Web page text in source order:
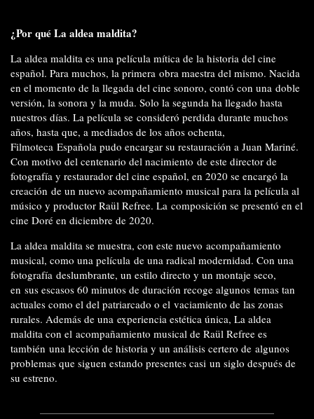
¿Por qué La aldea maldita?
La aldea maldita es una película mítica de la historia del cine
español. Para muchos, la primera obra maestra del mismo. Nacida
en el momento de la llegada del cine sonoro, contó con una doble
versión, la sonora y la muda. Solo la segunda ha llegado hasta
nuestros días. La película se consideró perdida durante muchos
años, hasta que, a mediados de los años ochenta,
Filmoteca Española pudo encargar su restauración a Juan Mariné.
Con motivo del centenario del nacimiento de este director de
fotografía y restaurador del cine español, en 2020 se encargó la
creación de un nuevo acompañamiento musical para la película al
músico y productor Raül Refree. La composición se presentó en el
cine Doré en diciembre de 2020.
La aldea maldita se muestra, con este nuevo acompañamiento
musical, como una película de una radical modernidad. Con una
fotografía deslumbrante, un estilo directo y un montaje seco,
en sus escasos 60 minutos de duración recoge algunos temas tan
actuales como el del patriarcado o el vaciamiento de las zonas
rurales. Además de una experiencia estética única, La aldea
maldita con el acompañamiento musical de Raül Refree es
también una lección de historia y un análisis certero de algunos
problemas que siguen estando presentes casi un siglo después de
su estreno.